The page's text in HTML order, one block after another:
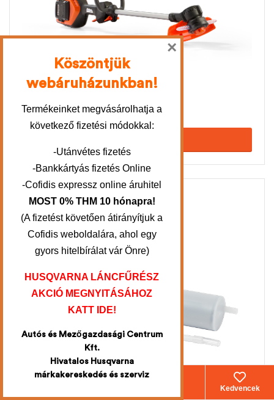
18.800Ft
Kedvencek
Köszöntjük
webáruházunkban!
Termékeinket megvásárolhatja a
következő fizetési módokkal:
-Utánvétes fizetés
-Bankkártyás fizetés Online
-Cofidis expressz online áruhitel
MOST 0% THM 10 hónapra!
(A fizetést követően átirányítjuk a
Cofidis weboldalára, ahol egy
gyors hitelbírálat vár Önre)
HUSQVARNA LÁNCFŰRÉSZ
AKCIÓ MEGNYITÁSÁHOZ
KATT IDE!
Autós és Mezőgazdasági Centrum
Kft.
Hivatalos Husqvarna
márkakereskedés és szerviz
×